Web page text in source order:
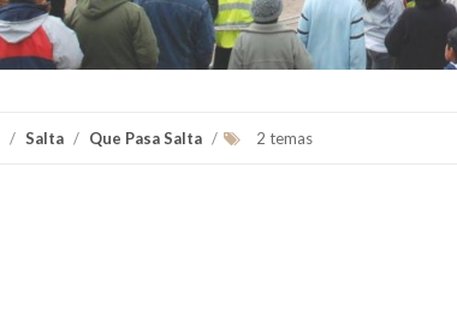
/ Salta / Que Pasa Salta / 2 temas